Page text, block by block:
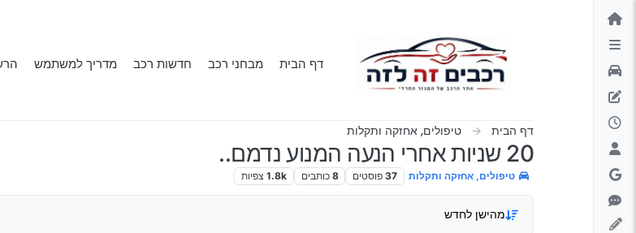
דילוג לתוכן
דף הבית מבחני רכב חדשות רכב מדריך למשתמש
דף הבית טיפולים, אחזקה ותקלות
20 שניות אחרי הנעה המנוע נדמם..
טיפולים, אחזקה ותקלות 37 פוסטים 8 כותבים 1.8k צפיות
מהישן לחדש